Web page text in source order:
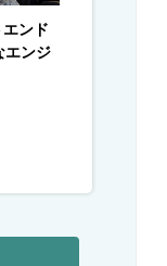
ンド
エンジ